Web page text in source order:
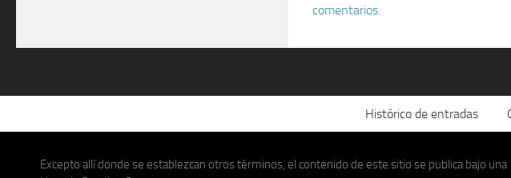
comentarios.
Histórico de entradas
Excepto allí donde se establezcan otros términos, el contenido de este sitio se publica bajo una